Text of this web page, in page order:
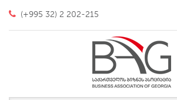
(+995 32) 2 202-215